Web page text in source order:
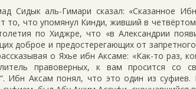
Сидык аль-Гимари сказал: «Сказанное
то, что упомянул Кинди, живший в
по Хиджре, что «в Александрии
доброе и предостерегающих от
о Яхье ибн Аксаме: «Как-то раз,
правоверных, к вам просится со
Ибн Аксам понял, что это один из суфиев.